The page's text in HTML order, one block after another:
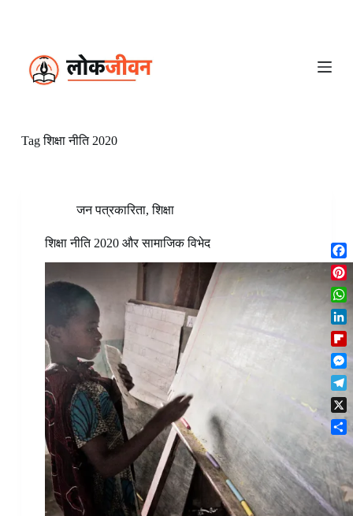
Tagशिक्षा नीति 2020
जन पत्रकारिता,शिक्षा
शिक्षा नीति 2020 और सामाजिक विभेद
F
a
c
e
b
o
o
k
P
i
n
t
e
r
e
s
t
W
h
a
t
s
A
p
p
L
i
n
k
e
d
I
n
F
l
i
p
b
o
a
d
M
e
s
s
e
n
g
e
r
T
e
l
e
g
r
a
m
X
S
h
a
r
e